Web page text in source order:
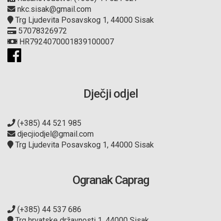
nkc.sisak@gmail.com
Trg Ljudevita Posavskog 1, 44000 Sisak
57078326972
HR7924070001839100007
Dječji odjel
(+385) 44 521 985
djecjiodjel@gmail.com
Trg Ljudevita Posavskog 1, 44000 Sisak
Ogranak Caprag
(+385) 44 537 686